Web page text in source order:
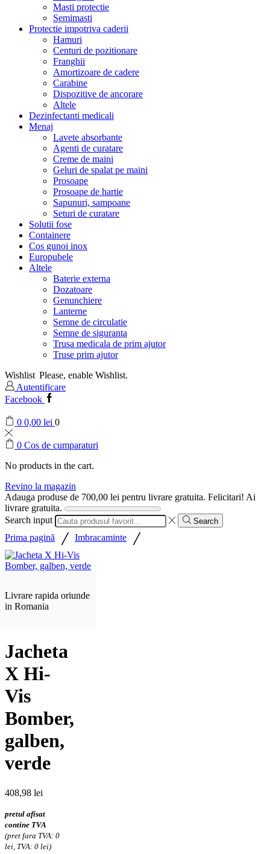
Masti protectie
Semimasti
Protectie impotriva caderii
Hamuri
Centuri de pozitionare
Franghii
Amortizoare de cadere
Carabine
Dispozitive de ancorare
Altele
Dezinfectanti medicali
Menaj
Lavete absorbante
Agenti de curatare
Creme de maini
Geluri de spalat pe maini
Prosoape
Prosoape de hartie
Sapunuri, sampoane
Seturi de curatare
Solutii fose
Containere
Cos gunoi inox
Europubele
Altele
Baterie externa
Dozatoare
Genunchiere
Lanterne
Semne de circulatie
Semne de siguranta
Trusa medicala de prim ajutor
Truse prim ajutor
Wishlist Please, enable Wishlist.
Autentificare
Facebook
0 0,00 lei 0
0 Cos de cumparaturi
No products in the cart.
Revino la magazin
Adauga produse de 700,00 lei pentru livrare gratuita. Felicitari! Ai
livrare gratuita.
Search input
Search
Prima pagină / Imbracaminte /
Livrare rapida oriunde
in Romania
Jacheta
X Hi-
Vis
Bomber,
galben,
verde
408,98 lei
pretul afisat
contine TVA
(pret fara TVA: 0
lei, TVA: 0 lei)